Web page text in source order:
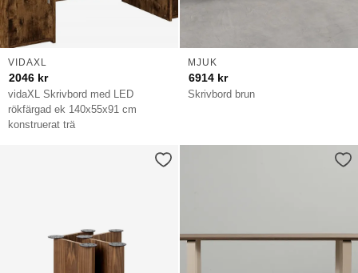
vidaXL Skrivbord med LED
rökfärgad ek 140x55x91 cm
konstruerat trä
VIDAXL
2046 kr
Skrivbord brun
MJUK
6914 kr